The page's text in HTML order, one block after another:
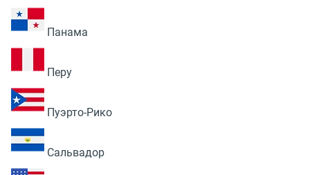
Панама
Перу
Пуэрто-Рико
Сальвадор